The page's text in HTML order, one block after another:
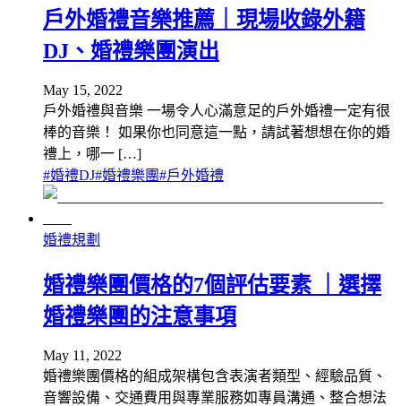
戶外婚禮音樂推薦｜現場收錄外籍
DJ、婚禮樂團演出
May 15, 2022
戶外婚禮與音樂 一場令人心滿意足的戶外婚禮一定有很
棒的音樂！ 如果你也同意這一點，請試著想想在你的婚
禮上，哪一 […]
#婚禮DJ#婚禮樂團#戶外婚禮
婚禮規劃
婚禮樂團價格的7個評估要素 ｜選擇
婚禮樂團的注意事項
May 11, 2022
婚禮樂團價格的組成架構包含表演者類型、經驗品質、
音響設備、交通費用與專業服務如專員溝通、整合想法